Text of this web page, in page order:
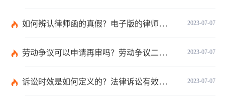
2023-07-07
如何辨认律师函的真假？电子版的律师函是真的吗？
2023-07-07
劳动争议可以申请再审吗？劳动争议二审后还可以上诉吗？
2023-07-07
诉讼时效是如何定义的？法律诉讼有效期是多久？